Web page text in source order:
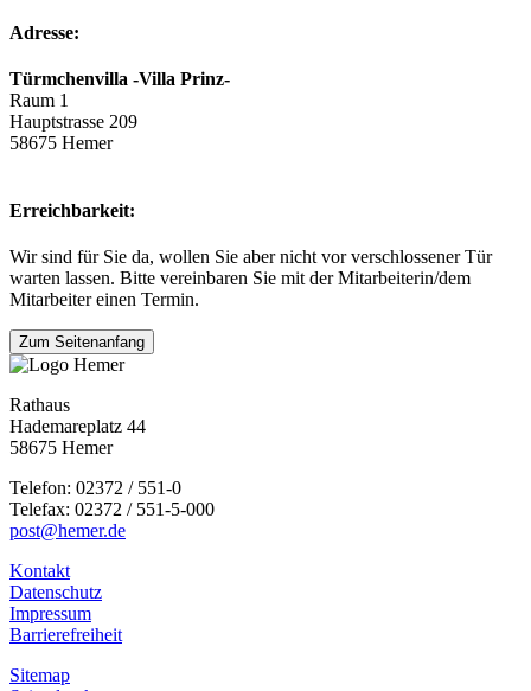
Adresse:
Türmchenvilla -Villa Prinz-
Raum 1
Hauptstrasse 209
58675 Hemer
Erreichbarkeit:
Wir sind für Sie da, wollen Sie aber nicht vor verschlossener Tür
warten lassen. Bitte vereinbaren Sie mit der Mitarbeiterin/dem
Mitarbeiter einen Termin.
Zum Seitenanfang
Rathaus
Hademareplatz 44
58675 Hemer
Telefon: 02372 / 551-0
Telefax: 02372 / 551-5-000
post@hemer.de
Kontakt
Datenschutz
Impressum
Barrierefreiheit
Sitemap